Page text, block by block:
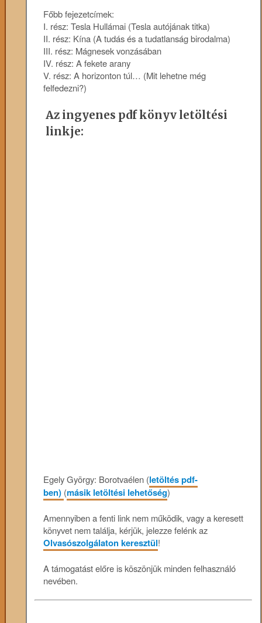
Főbb fejezetcímek:
I. rész: Tesla Hullámai (Tesla autójának titka)
II. rész: Kína (A tudás és a tudatlanság birodalma)
III. rész: Mágnesek vonzásában
IV. rész: A fekete arany
V. rész: A horizonton túl… (Mit lehetne még
felfedezni?)
Az ingyenes pdf könyv letöltési
linkje:
Egely György: Borotvaélen (letöltés pdf-
ben) (másik letöltési lehetőség)
Amennyiben a fenti link nem működik, vagy a keresett
könyvet nem találja, kérjük, jelezze felénk az
Olvasószolgálaton keresztül!
A támogatást előre is köszönjük minden felhasználó
nevében.